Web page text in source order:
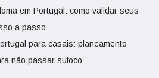
em Portugal: como validar seus
a passo
para casais: planeamento
não passar sufoco